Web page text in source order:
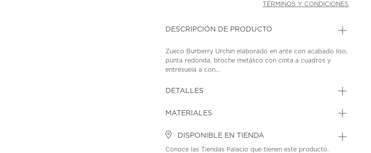
TÉRMINOS Y CONDICIONES
DESCRIPCIÓN DE PRODUCTO
Zueco Burberry Urchin elaborado en ante con acabado liso,
punta redonda, broche metálico con cinta a cuadros y
entresuela a con...
DETALLES
MATERIALES
DISPONIBLE EN TIENDA
Conoce las Tiendas Palacio que tienen este producto.